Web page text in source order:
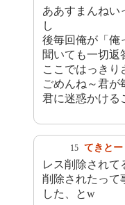
ああすまんねい
し
後毎回俺が「俺
聞いても一切返
ここではっきり
ごめんね～君が
君に迷惑かける
15 てきとー
レス削除されて
削除されたって
した、とw